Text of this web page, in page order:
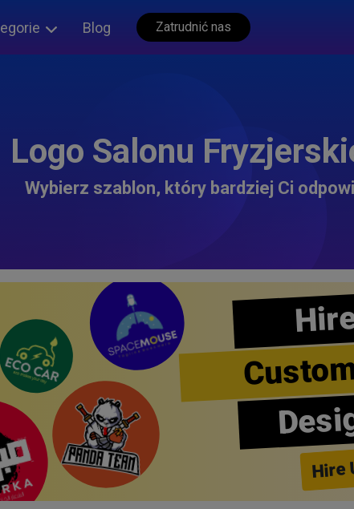
Blog Zatrudnić nas
Logo Salonu
Wybierz szablon, który bardziej Ci
Hire